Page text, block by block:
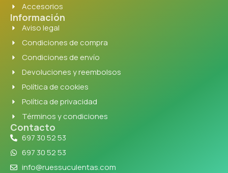
Accesorios
Información
Aviso legal
Condiciones de compra
Condiciones de envío
Devoluciones y reembolsos
Política de cookies
Política de privacidad
Términos y condiciones
Contacto
697 30 52 53
697 30 52 53
info@ruessuculentas.com